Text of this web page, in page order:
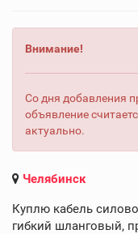
Внимание!
Со дня добавления
объявление
актуально.
Челябинск
Куплю кабель
гибкий шланговый,